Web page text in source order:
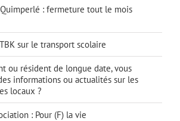
Quimperlé : fermeture tout le mois
sur le transport scolaire
ou résident de longue date, vous
informations ou actualités sur les
locaux ?
: Pour (F) la vie